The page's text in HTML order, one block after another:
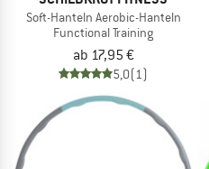
Soft-Hanteln Aerobic-Hanteln
Functional Training
ab 17,95 €
5,0(1)